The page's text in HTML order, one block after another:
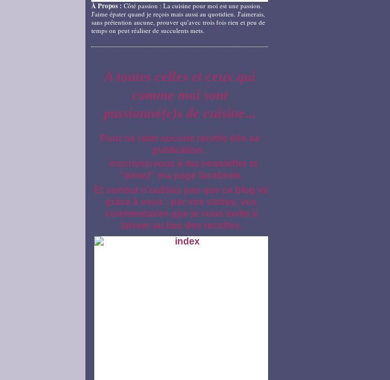
À Propos : Côté passion : La cuisine pour moi est une passion.
J'aime épater quand je reçois mais aussi au quotidien. J'aimerais,
sans prétention aucune, prouver qu'avec trois fois rien et peu de
temps on peut réaliser de succulents mets.
A toutes celles et ceux qui
comme moi sont
passionné(e)s de cuisine...
Pour ne rater aucune recette dès sa
publication,
inscrivez-vous à ma newsletter et
"aimez" ma page facebook.
Et surtout n'oubliez pas que ce blog vit
grâce à vous : par vos visites, vos
commentaires que je vous invite à
laisser au bas des recettes.